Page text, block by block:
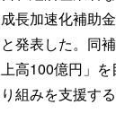
成長加速化補助
と発表した。同
上高100億円」
り組みを支援する